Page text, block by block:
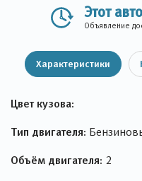
Этот
Объявление
Характеристики
Цвет кузова:
Тип двигателя:
Объём двигателя: 2